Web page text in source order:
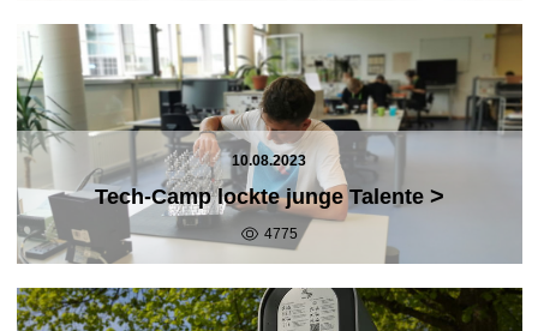
10.08.2023
Tech-Camp lockte junge Talente >
4775